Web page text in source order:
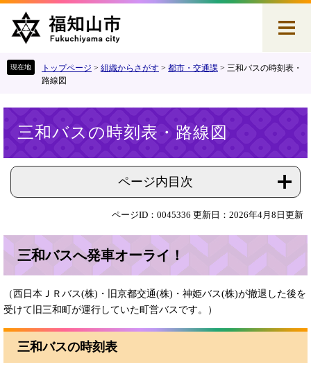
す
し
トップページ > 組織からさがす > 都市・交通課 > 三和バスの時刻表・
路線図
三和バスの時刻表・路線図
ページ内目次
ページID：0045336 更新日：2026年4月8日更新
三和バスへ発車オーライ！
（西日本ＪＲバス(株)・旧京都交通(株)・神姫バス(株)が撤退した後を
受けて旧三和町が運行していた町営バスです。）
三和バスの時刻表